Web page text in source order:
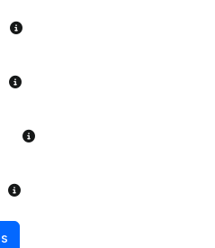
- Divers - Demissions -
Forme Juridique -